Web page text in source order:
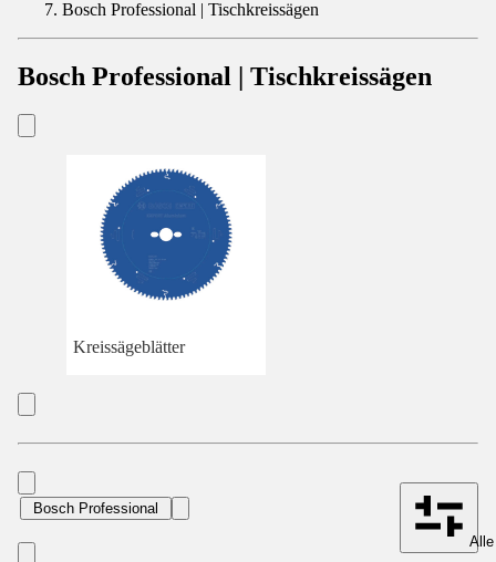
Bosch Professional | Tischkreissägen
Bosch Professional | Tischkreissägen
Kreissägeblätter
Bosch Professional